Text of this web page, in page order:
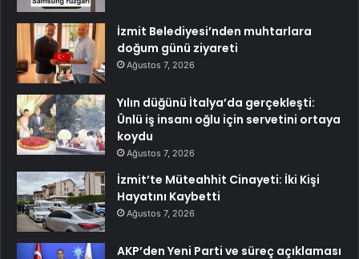
İzmit Belediyesi’nden muhtarlara
doğum günü ziyareti
Ağustos 7, 2026
Yılın düğünü İtalya’da gerçekleşti:
Ünlü iş insanı oğlu için servetini ortaya
koydu
Ağustos 7, 2026
İzmit’te Müteahhit Cinayeti: İki Kişi
Hayatını Kaybetti
Ağustos 7, 2026
AKP’den Yeni Parti ve süreç açıklaması